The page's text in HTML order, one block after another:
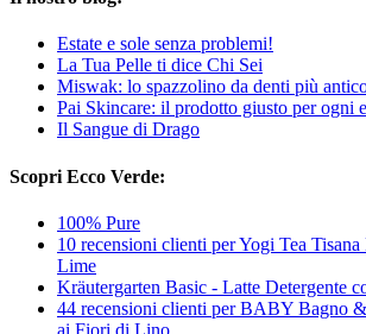
Estate e sole senza problemi!
La Tua Pelle ti dice Chi Sei
Miswak: lo spazzolino da denti più
Pai Skincare: il prodotto giusto per ogni
Il Sangue di Drago
Scopri Ecco Verde:
100% Pure
10 recensioni clienti per Yogi Tea
Lime
Kräutergarten Basic - Latte Detergente
44 recensioni clienti per BABY Bagno
ai Fiori di Lino